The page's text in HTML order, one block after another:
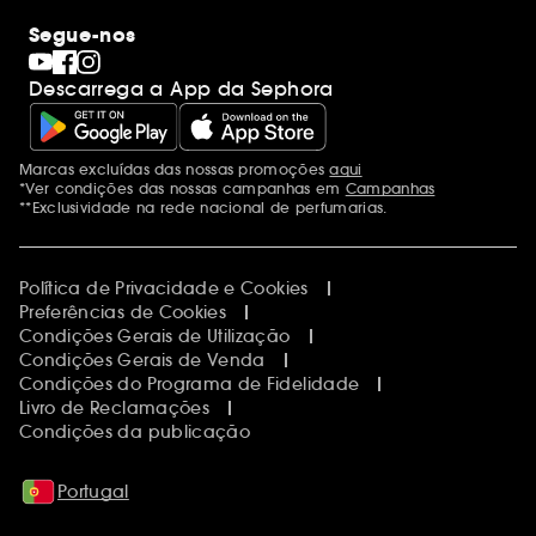
Internacional
Descobrir a Sephora
Código promocional Sephora
Dia dos Namorados
Dia do Pai
Dia da Mãe
Calendários do Advento
Singles' Day
Black Friday
Cyber Monday
Blue Monday
Segue-nos
Descarrega a App da Sephora
Menções adicionais
Marcas excluídas das nossas promoçõesaqui
*Ver condições das nossas campanhas em Campanhas
**Exclusividade na rede nacional de perfumarias.
Política de Privacidade e Cookies
Preferências de Cookies
Condições Gerais de Utilização
Condições Gerais de Venda
Condições do Programa de Fidelidade
Livro de Reclamações
Condições da publicação
Portugal